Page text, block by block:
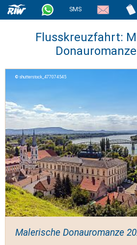
SMS
Flusskreuzfahrt:
shutterstock_477074545
Malerische Donauromanze